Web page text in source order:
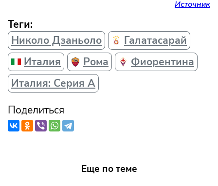
Источник
Теги:
Николо Дзаньоло
Галатасарай
Италия
Рома
Фиорентина
Италия: Серия А
Поделиться
Еще по теме